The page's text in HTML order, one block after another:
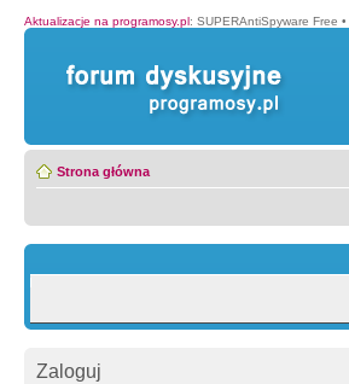
Aktualizacje na programosy.pl: SUPERAntiSpyware Free •
Strona główna
Zaloguj